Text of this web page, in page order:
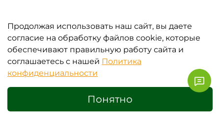
ИБП LANCHES L890
3/3 30 КВА | 30 кВА |
27 кВт онлайн
ИБП LANCHES L900II
3/3 10kVA | 10 кВА | 9
с НДС 22%
Продолжая использовать наш сайт, вы даете
согласие на обработку файлов cookie, которые
обеспечивают правильную работу сайта и
соглашаетесь с нашей Политика
конфиденциальности
Понятно